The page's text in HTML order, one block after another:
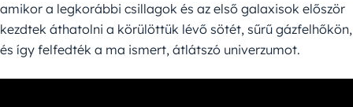
amikor a legkorábbi csillagok és az első galaxisok először
kezdtek áthatolni a körülöttük lévő sötét, sűrű gázfelhőkön,
és így felfedték a ma ismert, átlátszó univerzumot.